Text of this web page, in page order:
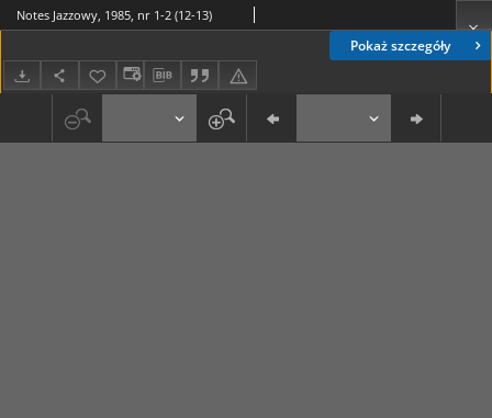
Pokaż szczegóły
Notes Jazzowy, 1985, nr 1-2 (12-13)